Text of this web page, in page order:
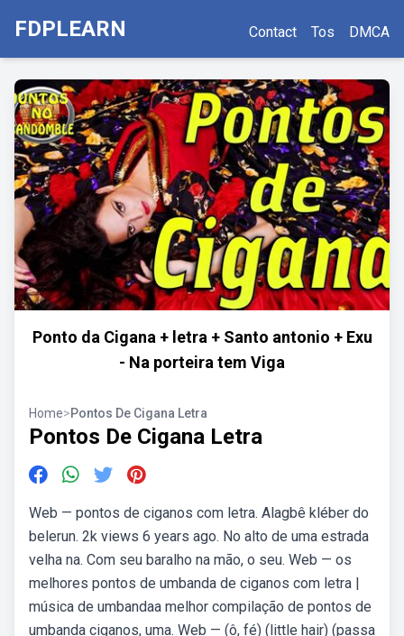
FDPLEARN Contact Tos DMCA
Ponto da Cigana + letra + Santo antonio + Exu
- Na porteira tem Viga
Home>Pontos De Cigana Letra
Pontos De Cigana Letra
Web — pontos de ciganos com letra. Alagbê kléber do
belerun. 2k views 6 years ago. No alto de uma estrada
velha na. Com seu baralho na mão, o seu. Web — os
melhores pontos de umbanda de ciganos com letra |
música de umbandaa melhor compilação de pontos de
umbanda ciganos, uma. Web — (ô, fé) (little hair) (passa